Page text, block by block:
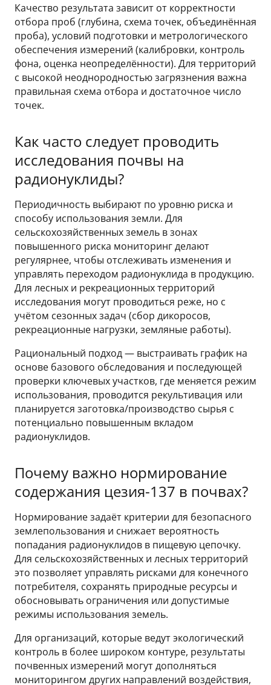
Качество результата зависит от корректности
отбора проб (глубина, схема точек, объединённая
проба), условий подготовки и метрологического
обеспечения измерений (калибровки, контроль
фона, оценка неопределённости). Для территорий
с высокой неоднородностью загрязнения важна
правильная схема отбора и достаточное число
точек.
Как часто следует проводить
исследования почвы на
радионуклиды?
Периодичность выбирают по уровню риска и
способу использования земли. Для
сельскохозяйственных земель в зонах
повышенного риска мониторинг делают
регулярнее, чтобы отслеживать изменения и
управлять переходом радионуклида в продукцию.
Для лесных и рекреационных территорий
исследования могут проводиться реже, но с
учётом сезонных задач (сбор дикоросов,
рекреационные нагрузки, земляные работы).
Рациональный подход — выстраивать график на
основе базового обследования и последующей
проверки ключевых участков, где меняется режим
использования, проводится рекультивация или
планируется заготовка/производство сырья с
потенциально повышенным вкладом
радионуклидов.
Почему важно нормирование
содержания цезия-137 в почвах?
Нормирование задаёт критерии для безопасного
землепользования и снижает вероятность
попадания радионуклидов в пищевую цепочку.
Для сельскохозяйственных и лесных территорий
это позволяет управлять рисками для конечного
потребителя, сохранять природные ресурсы и
обосновывать ограничения или допустимые
режимы использования земель.
Для организаций, которые ведут экологический
контроль в более широком контуре, результаты
почвенных измерений могут дополняться
мониторингом других направлений воздействия,